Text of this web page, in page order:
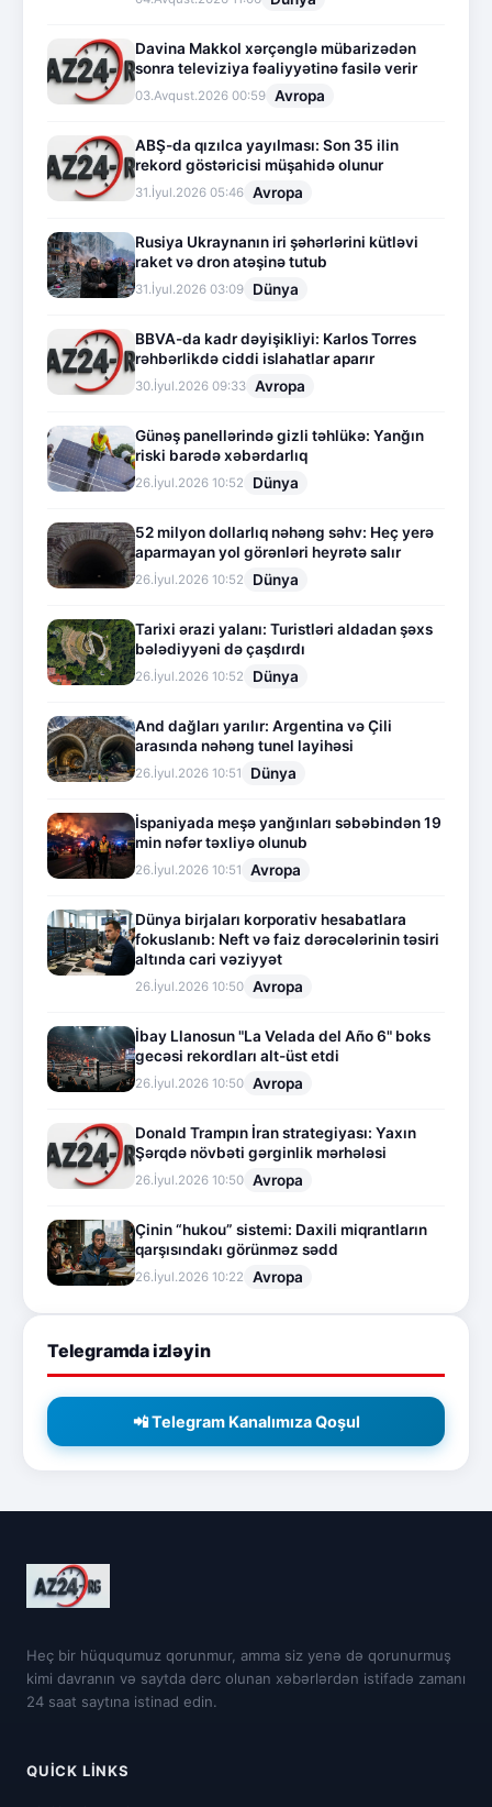
Davina Makkol xərçənglə mübarizədən
sonra televiziya fəaliyyətinə fasilə verir
03.Avqust.2026 00:59 Avropa
ABŞ-da qızılca yayılması: Son 35 ilin
rekord göstəricisi müşahidə olunur
31.İyul.2026 05:46 Avropa
Rusiya Ukraynanın iri şəhərlərini kütləvi
raket və dron atəşinə tutub
31.İyul.2026 03:09 Dünya
BBVA-da kadr dəyişikliyi: Karlos Torres
rəhbərlikdə ciddi islahatlar aparır
30.İyul.2026 09:33 Avropa
Günəş panellərində gizli təhlükə: Yanğın
riski barədə xəbərdarlıq
26.İyul.2026 10:52 Dünya
52 milyon dollarlıq nəhəng səhv: Heç yerə
aparmayan yol görənləri heyrətə salır
26.İyul.2026 10:52 Dünya
Tarixi ərazi yalanı: Turistləri aldadan şəxs
bələdiyyəni də çaşdırdı
26.İyul.2026 10:52 Dünya
And dağları yarılır: Argentina və Çili
arasında nəhəng tunel layihəsi
26.İyul.2026 10:51 Dünya
İspaniyada meşə yanğınları səbəbindən 19
min nəfər təxliyə olunub
26.İyul.2026 10:51 Avropa
Dünya birjaları korporativ hesabatlara
fokuslanıb: Neft və faiz dərəcələrinin təsiri
altında cari vəziyyət
26.İyul.2026 10:50 Avropa
İbay Llanosun "La Velada del Año 6" boks
gecəsi rekordları alt-üst etdi
26.İyul.2026 10:50 Avropa
Donald Trampın İran strategiyası: Yaxın
Şərqdə növbəti gərginlik mərhələsi
26.İyul.2026 10:50 Avropa
Çinin “hukou” sistemi: Daxili miqrantların
qarşısındakı görünməz sədd
26.İyul.2026 10:22 Avropa
Telegramda izləyin
📲 Telegram Kanalımıza Qoşul
Heç bir hüququmuz qorunmur, amma siz yenə də qorunurmuş
kimi davranın və saytda dərc olunan xəbərlərdən istifadə zamanı
24 saat saytına istinad edin.
QUICK LINKS